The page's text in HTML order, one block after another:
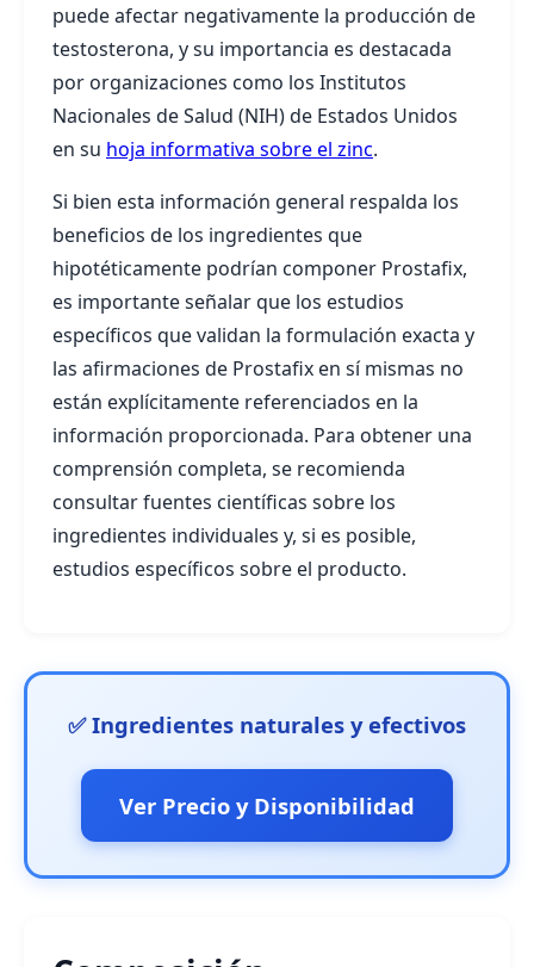
puede afectar negativamente la producción de
testosterona, y su importancia es destacada
por organizaciones como los Institutos
Nacionales de Salud (NIH) de Estados Unidos
en su hoja informativa sobre el zinc.
Si bien esta información general respalda los
beneficios de los ingredientes que
hipotéticamente podrían componer Prostafix,
es importante señalar que los estudios
específicos que validan la formulación exacta y
las afirmaciones de Prostafix en sí mismas no
están explícitamente referenciados en la
información proporcionada. Para obtener una
comprensión completa, se recomienda
consultar fuentes científicas sobre los
ingredientes individuales y, si es posible,
estudios específicos sobre el producto.
✅ Ingredientes naturales y efectivos
Ver Precio y Disponibilidad